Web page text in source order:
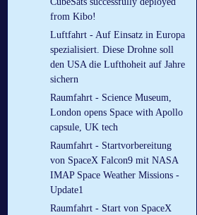
from Kibo!
Luftfahrt - Auf Einsatz in Europa
spezialisiert. Diese Drohne soll
den USA die Lufthoheit auf Jahre
sichern
Raumfahrt - Science Museum,
London opens Space with Apollo
capsule, UK tech
Raumfahrt - Startvorbereitung
von SpaceX Falcon9 mit NASA
IMAP Space Weather Missions -
Update1
Raumfahrt - Start von SpaceX